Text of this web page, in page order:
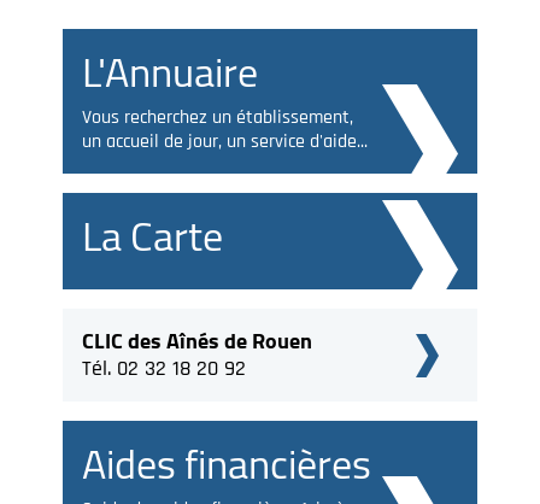
L'Annuaire
Vous recherchez un établissement,
un accueil de jour, un service d'aide...
La Carte
CLIC des Aînés de Rouen
Tél. 02 32 18 20 92
Aides financières